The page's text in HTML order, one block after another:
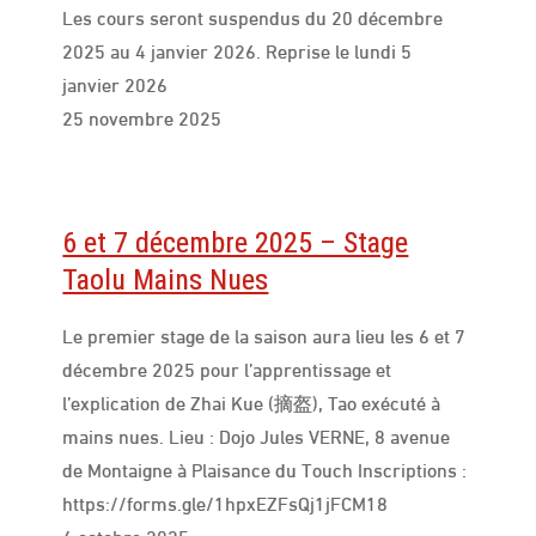
Les cours seront suspendus du 20 décembre
2025 au 4 janvier 2026. Reprise le lundi 5
janvier 2026
25 novembre 2025
6 et 7 décembre 2025 – Stage
Taolu Mains Nues
Le premier stage de la saison aura lieu les 6 et 7
décembre 2025 pour l’apprentissage et
l’explication de Zhai Kue (摘盔), Tao exécuté à
mains nues. Lieu : Dojo Jules VERNE, 8 avenue
de Montaigne à Plaisance du Touch Inscriptions :
https://forms.gle/1hpxEZFsQj1jFCM18